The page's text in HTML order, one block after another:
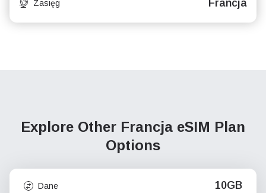
Zasięg Francja
Explore Other Francja eSIM Plan
Options
Dane 10GB